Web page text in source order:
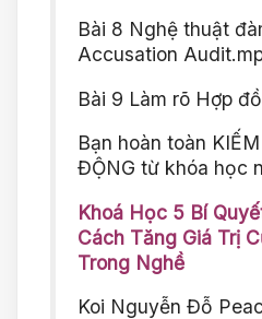
Bài 8 Nghệ thuật
Accusation
Bài 9 Làm rõ Hợp
Bạn hoàn toàn
ĐỘNG từ khóa học
Khoá Học 5 Bí
Cách Tăng Giá Trị
Trong Nghề
Koi Nguyễn Đỗ